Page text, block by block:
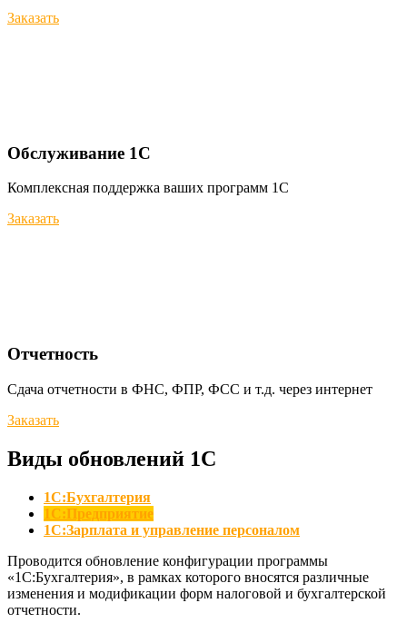
Заказать
Обслуживание 1С
Комплексная поддержка ваших программ 1С
Заказать
Отчетность
Сдача отчетности в ФНС, ФПР, ФСС и т.д. через интернет
Заказать
Виды обновлений 1С
1С:Бухгалтерия
1С:Предприятие
1С:Зарплата и управление персоналом
Проводится обновление конфигурации программы
«1С:Бухгалтерия», в рамках которого вносятся различные
изменения и модификации форм налоговой и бухгалтерской
отчетности.